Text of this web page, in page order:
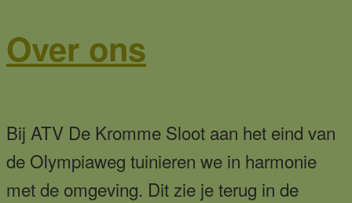
Over ons
Bij ATV De Kromme Sloot aan het eind van
de OIympiaweg tuinieren we in harmonie
met de omgeving. Dit zie je terug in de